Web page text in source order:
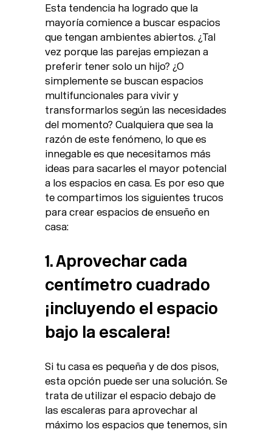
Esta tendencia ha logrado que la
mayoría comience a buscar espacios
que tengan ambientes abiertos. ¿Tal
vez porque las parejas empiezan a
preferir tener solo un hijo? ¿O
simplemente se buscan espacios
multifuncionales para vivir y
transformarlos según las necesidades
del momento? Cualquiera que sea la
razón de este fenómeno, lo que es
innegable es que necesitamos más
ideas para sacarles el mayor potencial
a los espacios en casa. Es por eso que
te compartimos los siguientes trucos
para crear espacios de ensueño en
casa:
1. Aprovechar cada
centímetro cuadrado
¡incluyendo el espacio
bajo la escalera!
Si tu casa es pequeña y de dos pisos,
esta opción puede ser una solución. Se
trata de utilizar el espacio debajo de
las escaleras para aprovechar al
máximo los espacios que tenemos, sin